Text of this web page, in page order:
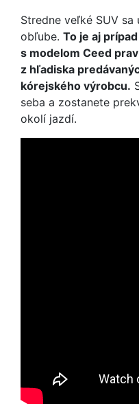
Stredne veľké SUV sa
obľube. To je aj
s modelom Ceed
z hľadiska
kórejského výrobcu.
seba a zostanete
okolí jazdí.